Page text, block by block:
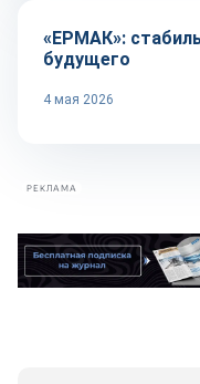
«ЕРМАК»:
будущего
4 мая 2026
РЕКЛАМА